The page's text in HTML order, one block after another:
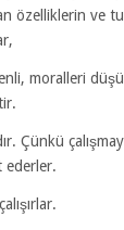
özelliklerin ve
moralleri
Çünkü
ederler.